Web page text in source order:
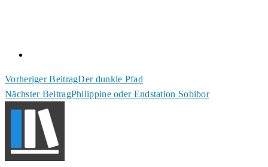
Weitere
Artikel
ansehen
Vorheriger BeitragDer dunkle Pfad
Nächster BeitragPhilippine oder Endstation Sobibor